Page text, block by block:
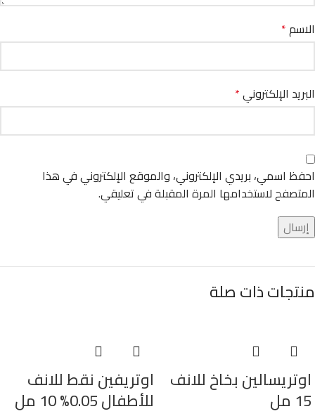
الاسم*
البريد الإلكتروني*
احفظ اسمي، بريدي الإلكتروني، والموقع الإلكتروني في هذا
المتصفح لاستخدامها المرة المقبلة في تعليقي.
منتجات ذات صلة
اوتريسالين بخاخ للانف
15 مل
اوتريفين نقط للانف
للأطفال 0.05% 10 مل